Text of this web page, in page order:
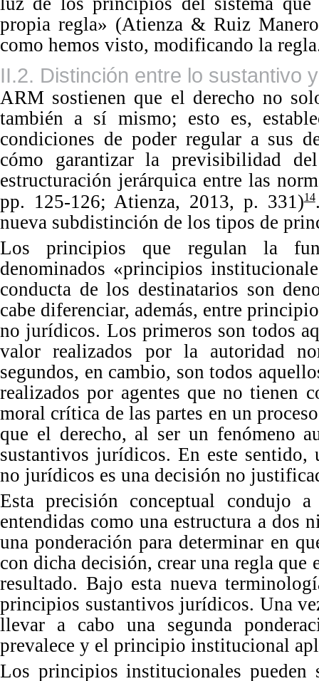
propia regla» (Atienza & Ruiz
como hemos visto, modificando la
II.2. Distinción entre lo sustantivo
ARM sostienen que el derecho no
también a sí mismo; esto es,
condiciones de poder regular a sus
cómo garantizar la previsibilidad
estructuración jerárquica entre las
pp. 125-126; Atienza, 2013, p. 331)14
nueva subdistinción de los tipos de pr
Losprincipios que regulan la
denominados «principios
conducta de los destinatarios son
cabe diferenciar, además, entre
no jurídicos. Los primeros son todos
valor realizados por la autoridad
segundos, en cambio, son todos
realizados por agentes que no tienen
moral crítica de las partes en un
que el derecho, al ser un fenómeno
sustantivos jurídicos. En este sentido,
no jurídicos es una decisión no
Esta precisión conceptual condujo
entendidas como una estructura a dos
una ponderación para determinar en
con dicha decisión, crear una regla
resultado. Bajo esta nueva
principios sustantivos jurídicos. Una
llevar a cabo una segunda
prevalece y el principio institucional
Los principios institucionales pueden